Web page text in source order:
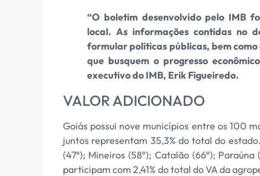
“O boletim desenvolvido pelo IMB
local. As informações contidas no
formular políticas públicas, bem
que busquem o progresso
executivo do IMB, Erik Figueiredo.
VALOR ADICIONADO
Goiás possui nove municípios entre os 100
juntos representam 35,3% do total do
(47º); Mineiros (58º); Catalão (66º);
participam com 2,41% do total do VA da